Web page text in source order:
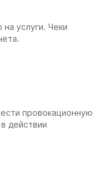
услуги. Чеки
провокационную
действии